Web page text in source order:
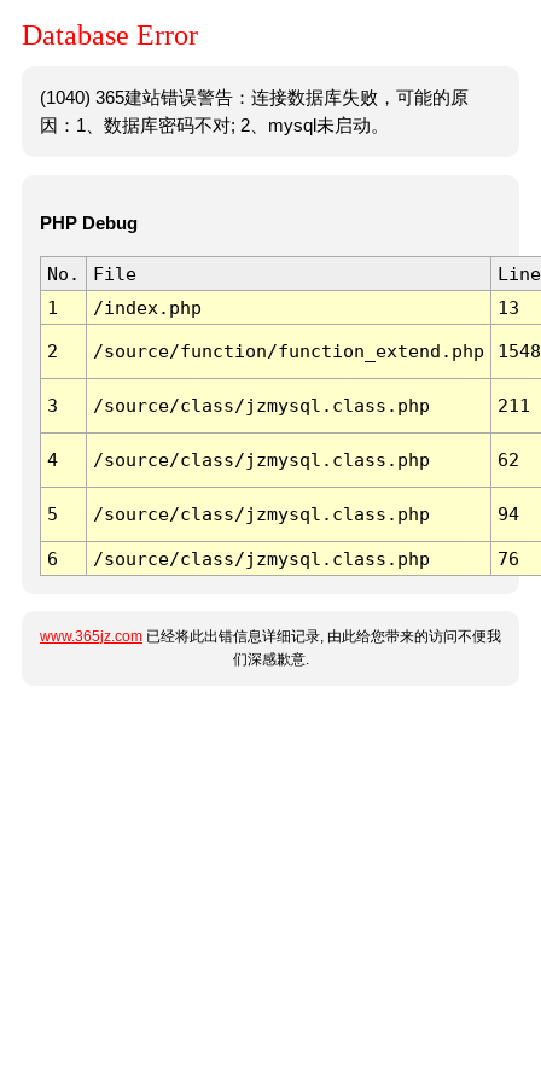
Database Error
(1040) 365建站错误警告：连接数据库失败，可能的原
因：1、数据库密码不对; 2、mysql未启动。
PHP Debug
No. File
Line
1
/index.php 13
2 /source/function/function_extend.php 1548
3 /source/class/jzmysql.class.php 211
4 /source/class/jzmysql.class.php 62
5 /source/class/jzmysql.class.php 94
6 /source/class/jzmysql.class.php 76
www.365jz.com 已经将此出错信息详细记录, 由此给您带来的访问不便我
们深感歉意.